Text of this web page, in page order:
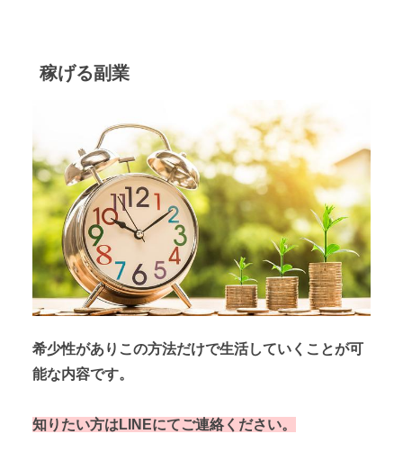
稼げる副業
希少性がありこの方法だけで生活していくことが可
能な内容です。
知りたい方はLINEにてご連絡ください。